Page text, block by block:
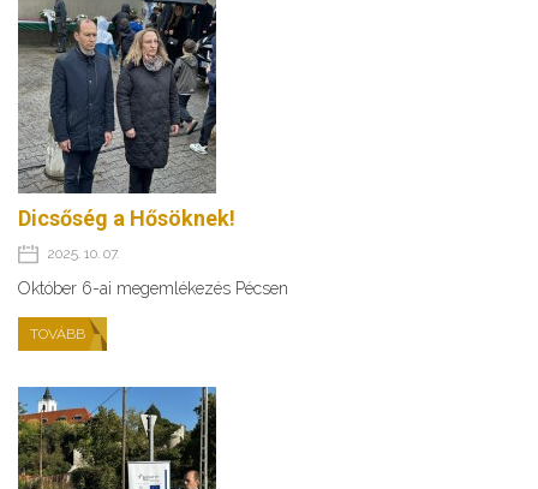
Dicsőség a Hősöknek!
2025. 10. 07.
Október 6-ai megemlékezés Pécsen
TOVÁBB